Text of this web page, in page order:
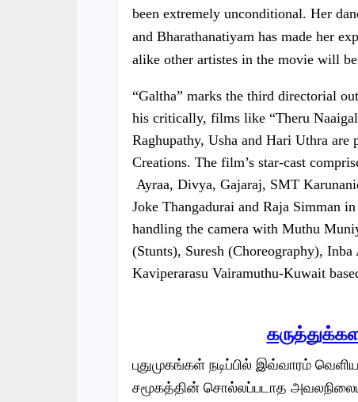
been extremely unconditional. Her
and Bharathanatiyam has made her
alike other artistes in the movie will
“Galtha” marks the third directorial
his critically, films like “Theru
Raghupathy, Usha and Hari Uthra
Creations. The film’s star-cast
Ayraa, Divya, Gajaraj, SMT
Joke Thangadurai and Raja Simman
handling the camera with Muthu
(Stunts), Suresh (Choreography),
Kaviperarasu Vairamuthu-Kuwait
புதுமுகங்கள் நடிப்பில் இவ்வாரம்
சமூகத்தின் சொல்லப்படாத